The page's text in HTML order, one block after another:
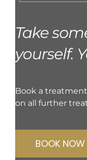
Take
yourself.
Book a
on all further
BOOK NOW